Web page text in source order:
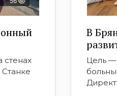
стенах
В
Цель —